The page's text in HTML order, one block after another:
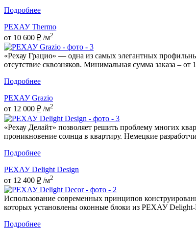
Подробнее
РЕХАУ Thermo
от 10 600 ₽ /м2
«Рехау Грацио» — одна из самых элегантных
отсутствие сквозняков. Минимальная сумма заказа – от
Подробнее
РЕХАУ Grazio
от 12 000 ₽ /м2
«Рехау Делайт» позволяет решить проблему многих
проникновение солнца в квартиру. Немецкие разработчи
Подробнее
РЕХАУ Delight Design
от 12 400 ₽ /м2
Использование современных принципов
которых установлены оконные блоки из РЕХАУ
Подробнее